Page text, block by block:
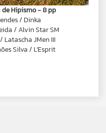
de Hipismo - 8 pp
/ Dinka
/ Alvin Star SM
Latascha JMen III
Silva / L'Esprit